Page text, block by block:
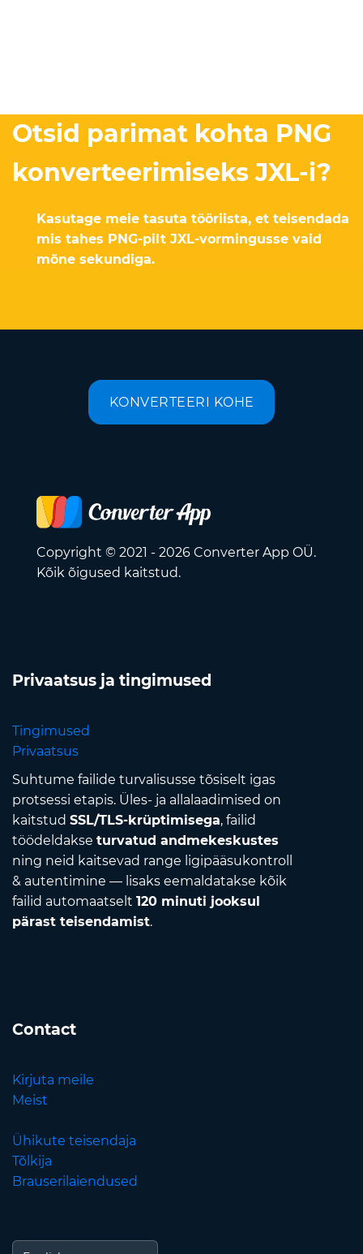
Otsid parimat kohta PNG
konverteerimiseks JXL-i?
Kasutage meie tasuta tööriista, et teisendada
mis tahes PNG-pilt JXL-vormingusse vaid
mõne sekundiga.
KONVERTEERI KOHE
Copyright © 2021 - 2026 Converter App OÜ.
Kõik õigused kaitstud.
Privaatsus ja tingimused
Tingimused
Privaatsus
Suhtume failide turvalisusse tõsiselt igas
protsessi etapis. Üles- ja allalaadimised on
kaitstud SSL/TLS-krüptimisega, failid
töödeldakse turvatud andmekeskustes
ning neid kaitsevad range ligipääsukontroll
& autentimine — lisaks eemaldatakse kõik
failid automaatselt 120 minuti jooksul
pärast teisendamist.
Contact
Kirjuta meile
Meist
Ühikute teisendaja
Tõlkija
Brauserilaiendused